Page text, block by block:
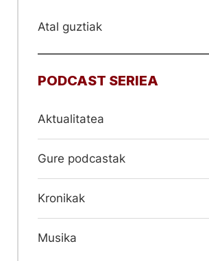
Atal guztiak
PODCAST SERIEA
Aktualitatea
Gure podcastak
Kronikak
Musika